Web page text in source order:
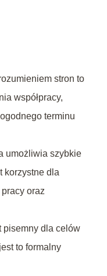
stron to
współpracy,
terminu
umożliwia szybkie
korzystne dla
oraz
pisemny dla celów
to formalny